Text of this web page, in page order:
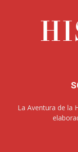
La Aventura de la